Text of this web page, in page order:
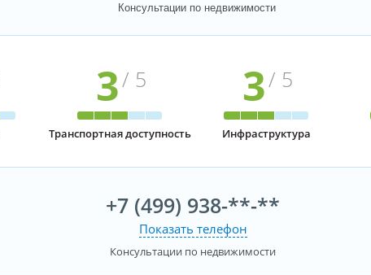
Консультации по недвижимости
3/ 5
Транспортная доступность
3/ 5
Инфраструктура
+7 (499) 938-**-**
Показать телефон
Консультации по недвижимости